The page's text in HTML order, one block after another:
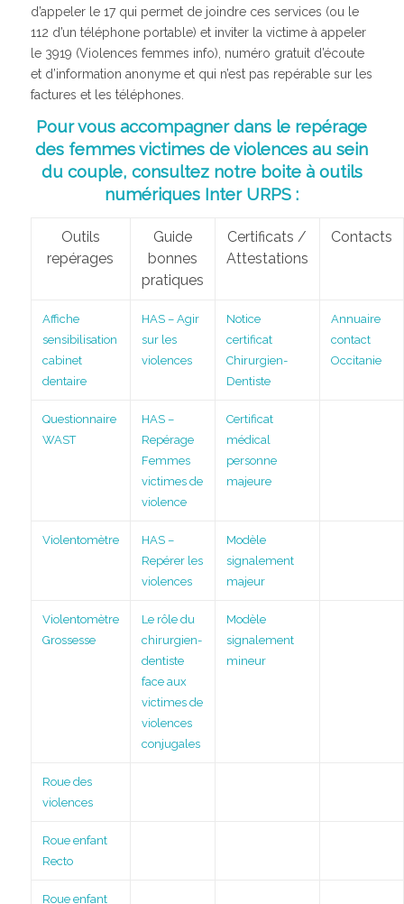
d’appeler le 17 qui permet de joindre ces services (ou le
112 d’un téléphone portable) et inviter la victime à appeler
le 3919 (Violences femmes info), numéro gratuit d’écoute
et d’information anonyme et qui n’est pas repérable sur les
factures et les téléphones.
Pour vous accompagner dans le repérage
des femmes victimes de violences au sein
du couple, consultez notre boite à outils
numériques Inter URPS :
Outils
repérages
Guide
bonnes
pratiques
Certificats /
Attestations
Contacts
Affiche
sensibilisation
cabinet
dentaire
HAS – Agir
sur les
violences
Notice
certificat
Chirurgien-
Dentiste
Annuaire
contact
Occitanie
Questionnaire
WAST
HAS –
Repérage
Femmes
victimes de
violence
Certificat
médical
personne
majeure
Violentomètre
HAS –
Repérer les
violences
Modèle
signalement
majeur
Violentomètre
Grossesse
Le rôle du
chirurgien-
dentiste
face aux
victimes de
violences
conjugales
Modèle
signalement
mineur
Roue des
violences
Roue enfant
Recto
Roue enfant